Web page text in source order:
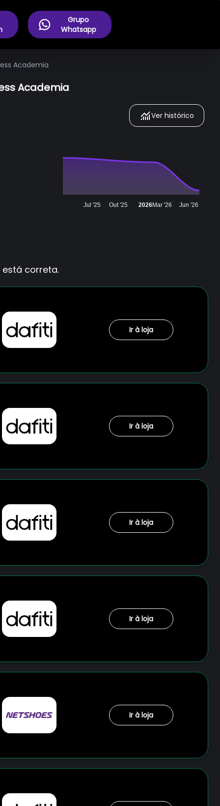
Grupo
Whatsapp
Academia
Academia
Ver histórico
Jul '25 Out '25 2026Mar '26 Jun '26
correta.
Ir à loja
Ir à loja
Ir à loja
Ir à loja
Ir à loja